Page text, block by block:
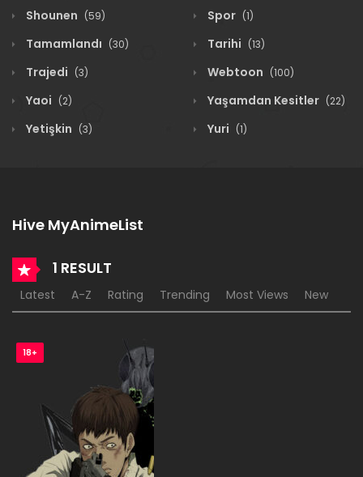
Shounen (59) Spor (1)
Tamamlandı (30) Tarihi (13)
Trajedi (3) Webtoon (100)
Yaoi (2) Yaşamdan Kesitler (22)
Yetişkin (3) Yuri (1)
Hive MyAnimeList
1 RESULT
Latest A-Z Rating Trending Most Views New
18+